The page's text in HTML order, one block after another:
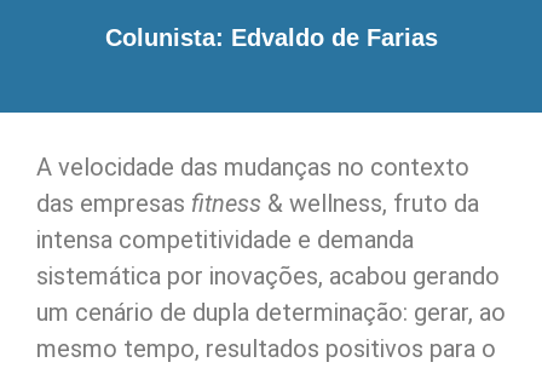
Colunista: Edvaldo de Farias
A velocidade das mudanças no contexto
das empresas fitness & wellness, fruto da
intensa competitividade e demanda
sistemática por inovações, acabou gerando
um cenário de dupla determinação: gerar, ao
mesmo tempo, resultados positivos para o